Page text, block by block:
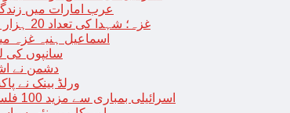
عرب امارات میں
غزہ؛ شہدا کی تعداد 20 ہزار ہوگئی، اقوام متحدہ کی قرارداد پر ووٹنگ پھرموخر
اسماعیل ہنیہ غزہ
سانپوں کی
دشمن نے
ورلڈ بینک نے پاکستان کیلئے 35
اسرائیلی بمباری سے مزید 100 فلسطینی شہید ، العودہ اسپتال فوجی بیرک میں تبدیل